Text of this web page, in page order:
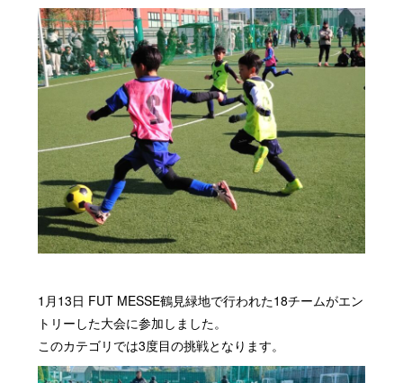
1月13日 FUT MESSE鶴見緑地で行われた18チームがエン
トリーした大会に参加しました。
このカテゴリでは3度目の挑戦となります。